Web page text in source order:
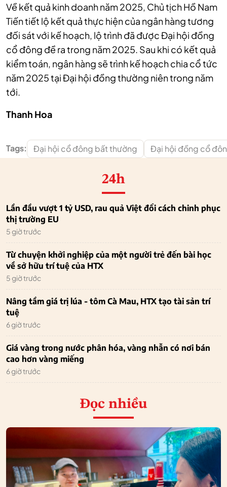
Về kết quả kinh doanh năm 2025, Chủ tịch Hồ Nam
Tiến tiết lộ kết quả thực hiện của ngân hàng tương
đối sát với kế hoạch, lộ trình đã được Đại hội đồng
cổ đông đề ra trong năm 2025. Sau khi có kết quả
kiểm toán, ngân hàng sẽ trình kế hoạch chia cổ tức
năm 2025 tại Đại hội đồng thường niên trong năm
tới.
Thanh Hoa
Tags: Đại hội cổ đông bất thường Đại hội đồng cổ
24h
Lần đầu vượt 1 tỷ USD, rau quả Việt đổi cách chinh phục
thị trường EU
5 giờ trước
Từ chuyện khởi nghiệp của một người trẻ đến bài học
về sở hữu trí tuệ của HTX
5 giờ trước
Nâng tầm giá trị lúa - tôm Cà Mau, HTX tạo tài sản trí
tuệ
6 giờ trước
Giá vàng trong nước phân hóa, vàng nhẫn có nơi bán
cao hơn vàng miếng
6 giờ trước
Đọc nhiều